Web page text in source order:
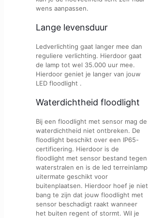
wens aanpassen.
Lange levensduur
Ledverlichting gaat langer mee dan
reguliere verlichting. Hierdoor gaat
de lamp tot wel 35.000 uur mee.
Hierdoor geniet je langer van jouw
LED floodlight .
Waterdichtheid floodlight
Bij een floodlight met sensor mag de
waterdichtheid niet ontbreken. De
floodlight beschikt over een IP65-
certificering. Hierdoor is de
floodlight met sensor bestand tegen
waterstralen en is de led terreinlamp
uitermate geschikt voor
buitenplaatsen. Hierdoor hoef je niet
bang te zijn dat jouw floodlight met
sensor beschadigt raakt wanneer
het buiten regent of stormt. Wil je